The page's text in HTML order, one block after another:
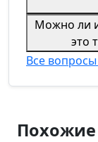
Можно ли
это
Все